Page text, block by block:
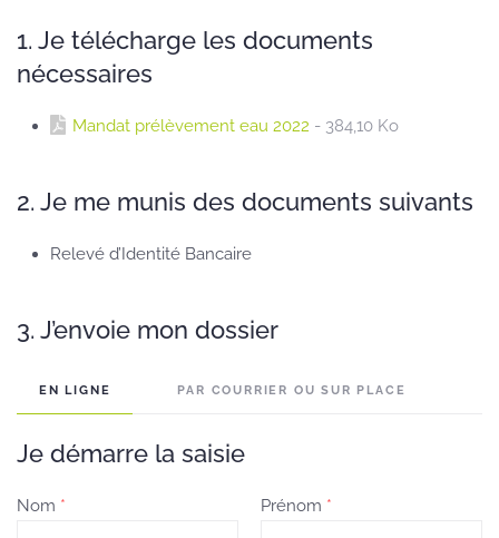
1. Je télécharge les documents
nécessaires
Mandat prélèvement eau 2022 - 384,10 Ko
2. Je me munis des documents suivants
Relevé d’Identité Bancaire
3. J’envoie mon dossier
EN LIGNE PAR COURRIER OU SUR PLACE
Je démarre la saisie
Nom * Prénom *